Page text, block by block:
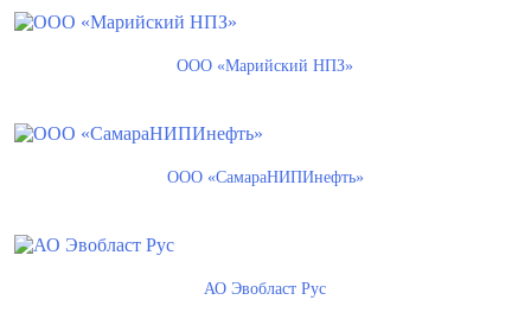
ООО «Марийский НПЗ»
ООО «СамараНИПИнефть»
АО Эвобласт Рус